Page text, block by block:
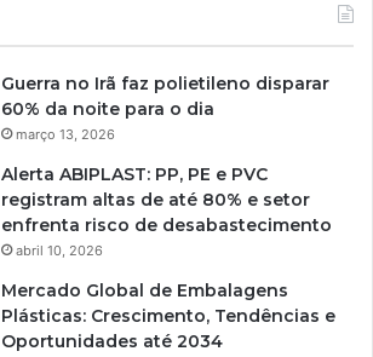
Guerra no Irã faz polietileno disparar
60% da noite para o dia
março 13, 2026
Alerta ABIPLAST: PP, PE e PVC
registram altas de até 80% e setor
enfrenta risco de desabastecimento
abril 10, 2026
Mercado Global de Embalagens
Plásticas: Crescimento, Tendências e
Oportunidades até 2034